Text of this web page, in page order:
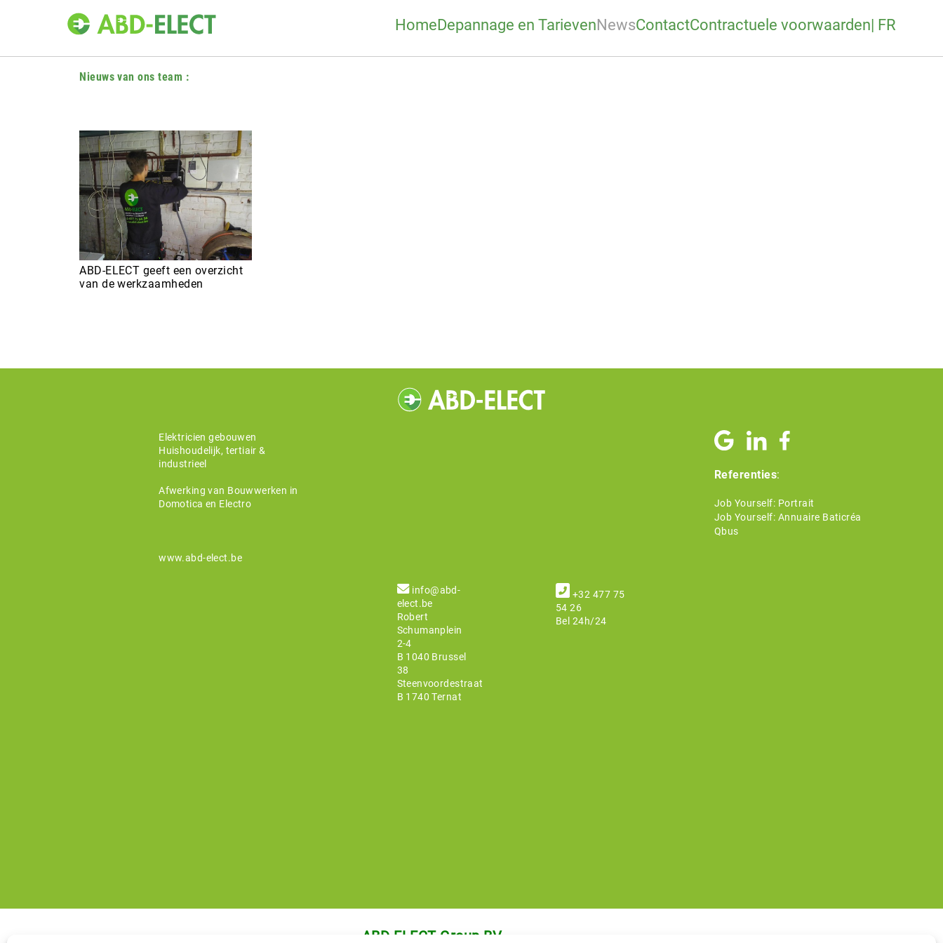
HomeDepannage en TarievenNewsContactContractuele voorwaarden| FR
Nieuws van ons team :
ABD-ELECT geeft een overzicht
van de werkzaamheden
Elektricien gebouwen
Huishoudelijk, tertiair &
industrieel
Afwerking van Bouwwerken in
Domotica en Electro
www.abd-elect.be
Referenties:
Job Yourself: Portrait
Job Yourself: Annuaire Baticréa
Qbus
info@abd-
elect.be
Robert
Schumanplein
2-4
B 1040 Brussel
38
Steenvoordestraat
B 1740 Ternat
+32 477 75
54 26
Bel 24h/24
ABD-ELECT Group BV